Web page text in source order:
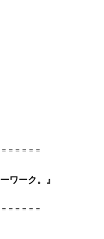
＝＝＝＝＝
ワーク。』
＝＝＝＝＝